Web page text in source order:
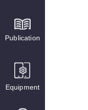
Publication
Equipment